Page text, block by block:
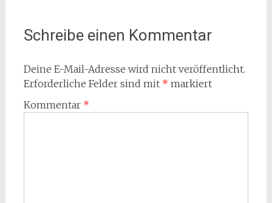
Schreibe einen Kommentar
Deine E-Mail-Adresse wird nicht veröffentlicht.
Erforderliche Felder sind mit * markiert
Kommentar *